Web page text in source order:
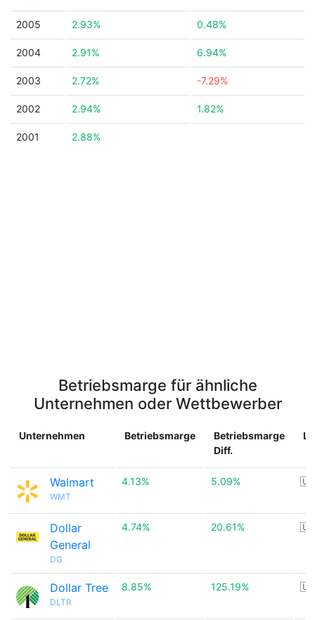
2005 2.93% 0.48%
2004 2.91% 6.94%
2003 2.72% -7.29%
2002 2.94% 1.82%
2001 2.88%
Betriebsmarge für ähnliche
Unternehmen oder Wettbewerber
Unternehmen Betriebsmarge
Betriebsmarge
Diff.
Walmart
WMT
4.13% 5.09%
Dollar
General
DG
4.74% 20.61%
Dollar Tree
DLTR
8.85% 125.19%